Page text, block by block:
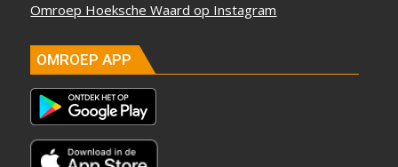
Omroep Hoeksche Waard op Instagram
OMROEP APP